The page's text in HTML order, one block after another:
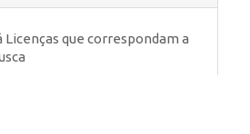
Licenças que correspondam a